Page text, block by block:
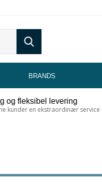
BRANDS
og fleksibel levering
kunder en ekstraordinær service